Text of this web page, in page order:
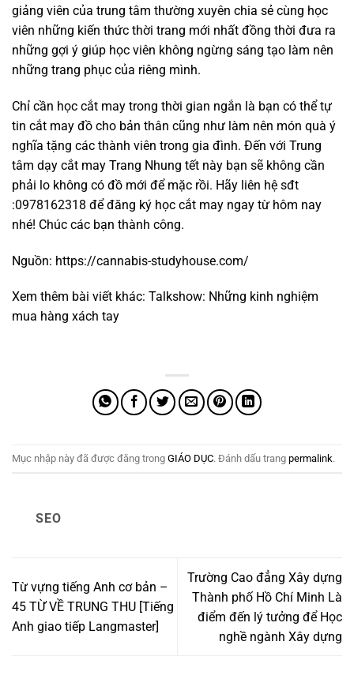
giảng viên của trung tâm thường xuyên chia sẻ cùng học
viên những kiến thức thời trang mới nhất đồng thời đưa ra
những gợi ý giúp học viên không ngừng sáng tạo làm nên
những trang phục của riêng mình.
Chỉ cần học cắt may trong thời gian ngắn là bạn có thể tự
tin cắt may đồ cho bản thân cũng như làm nên món quà ý
nghĩa tặng các thành viên trong gia đình. Đến với Trung
tâm dạy cắt may Trang Nhung tết này bạn sẽ không cần
phải lo không có đồ mới để mặc rồi. Hãy liên hệ sđt
:0978162318 để đăng ký học cắt may ngay từ hôm nay
nhé! Chúc các bạn thành công.
Nguồn: https://cannabis-studyhouse.com/
Xem thêm bài viết khác: Talkshow: Những kinh nghiệm
mua hàng xách tay
Mục nhập này đã được đăng trong GIÁO DỤC. Đánh dấu trang permalink.
SEO
Từ vựng tiếng Anh cơ bản –
45 TỪ VỀ TRUNG THU [Tiếng
Anh giao tiếp Langmaster]
Trường Cao đẳng Xây dựng
Thành phố Hồ Chí Minh Là
điểm đến lý tưởng để Học
nghề ngành Xây dựng